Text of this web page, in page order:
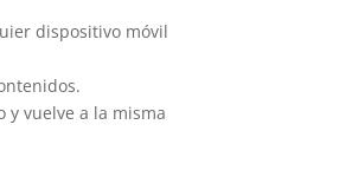
dispositivo móvil
vuelve a la misma